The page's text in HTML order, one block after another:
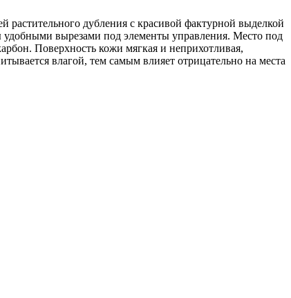
растительного дубления с красивой фактурной выделкой
удобными вырезами под элементы управления. Место под
Поверхность кожи мягкая и неприхотливая,
влагой, тем самым влияет отрицательно на места